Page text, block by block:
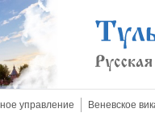
управление Веневское